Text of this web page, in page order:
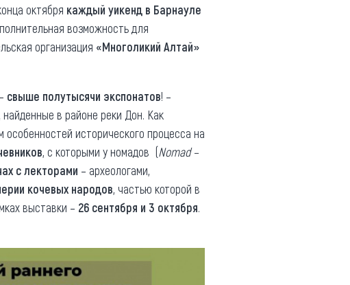
октября каждый уикенд в Барнауле
возможность для
организация «Многоликий Алтай»
свыше полутысячи экспонатов! –
найденные в районе реки Дон. Как
особенностей исторического процесса на
, с которыми у номадов (Nomad –
с лекторами – археологами,
кочевых народов, частью которой в
выставки – 26 сентября и 3 октября.